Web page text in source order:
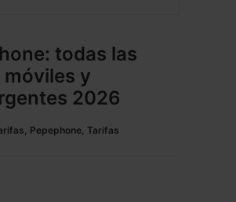
todas las
y
2026
, Pepephone, Tarifas